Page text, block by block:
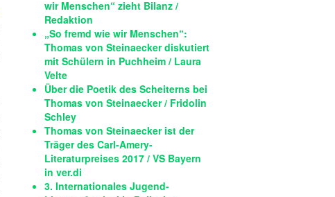
wir Menschen“ zieht Bilanz /
Redaktion
„So fremd wie wir Menschen“:
Thomas von Steinaecker diskutiert
mit Schülern in Puchheim / Laura
Velte
Über die Poetik des Scheiterns bei
Thomas von Steinaecker / Fridolin
Schley
Thomas von Steinaecker ist der
Träger des Carl-Amery-
Literaturpreises 2017 / VS Bayern
in ver.di
3. Internationales Jugend-